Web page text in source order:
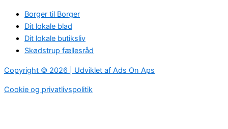
Borger til Borger
Dit lokale blad
Dit lokale butiksliv
Skødstrup fællesråd
Copyright © 2026 | Udviklet af Ads On Aps
Cookie og privatlivspolitik